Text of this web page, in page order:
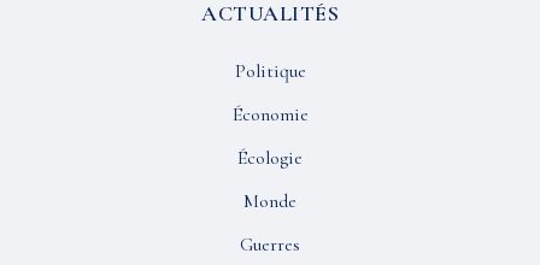
ACTUALITÉS
Politique
Économie
Écologie
Monde
Guerres